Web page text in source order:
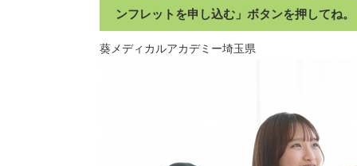
ンフレットを申し込む」ボタンを押してね。
葵メディカルアカデミー埼玉県